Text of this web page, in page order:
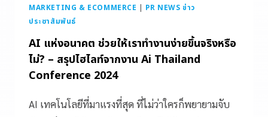
MARKETING & ECOMMERCE | PR NEWS ข่าว
ประชาสัมพันธ์
AI แห่งอนาคต ช่วยให้เราทำงานง่ายขึ้นจริงหรือ
ไม่? – สรุปไฮไลท์จากงาน Ai Thailand
Conference 2024
AI เทคโนโลยีที่มาแรงที่สุด ที่ไม่ว่าใครก็พยายามจับ